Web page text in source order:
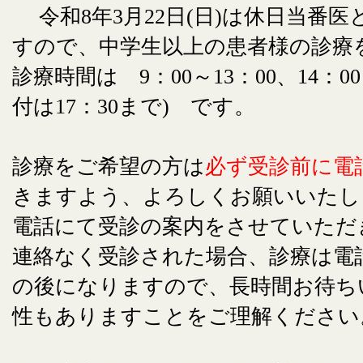
令和8年3月22日(日)は休日当番医
すので、中学生以上の患者様の診療
診療時間は 9：00～13：00、14：
付は17：30まで) です。
診療をご希望の方は必ず受診前に電
きますよう、よろしくお願いいた
電話にて受診の案内をさせていた
連絡なく受診された場合、診療は電
の後になりますので、長時間お待
性もありますことをご理解くださ